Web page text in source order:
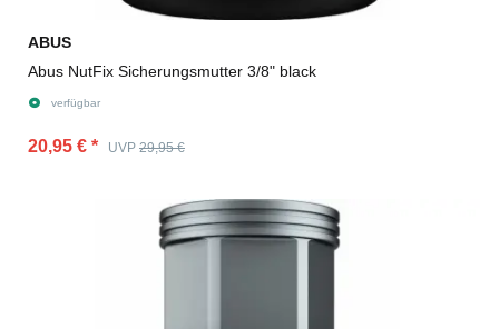
ABUS
Abus NutFix Sicherungsmutter 3/8" black
verfügbar
20,95 € * UVP 29,95 €